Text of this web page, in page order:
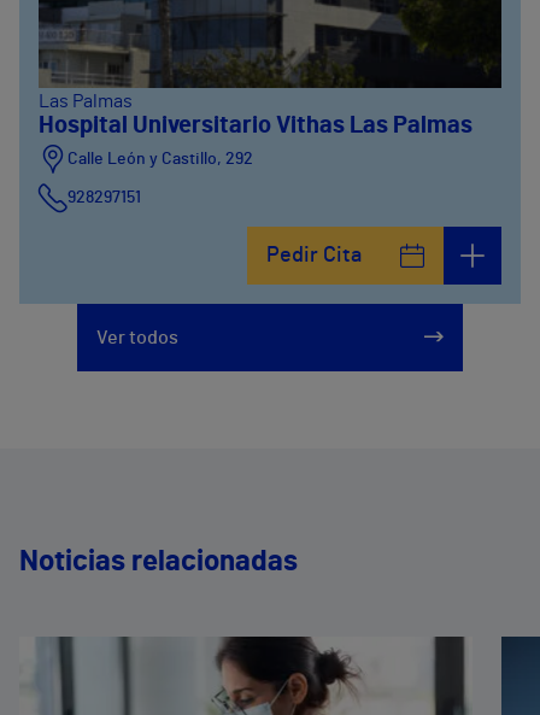
Las Palmas
Hospital Universitario Vithas Las Palmas
Calle León y Castillo, 292
928297151
Pedir Cita
Ver todos
Noticias relacionadas